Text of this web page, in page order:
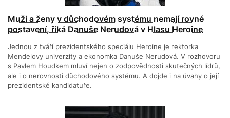
Muži a ženy v důchodovém systému nemají rovné
postavení, říká Danuše Nerudová v Hlasu Heroine
Jednou z tváří prezidentského speciálu Heroine je rektorka
Mendelovy univerzity a ekonomka Danuše Nerudová. V rozhovoru
s Pavlem Houdkem mluví nejen o zodpovědnosti skutečných lídrů,
ale i o nerovnosti důchodového systému. A dojde i na úvahy o její
prezidentské kandidatuře.